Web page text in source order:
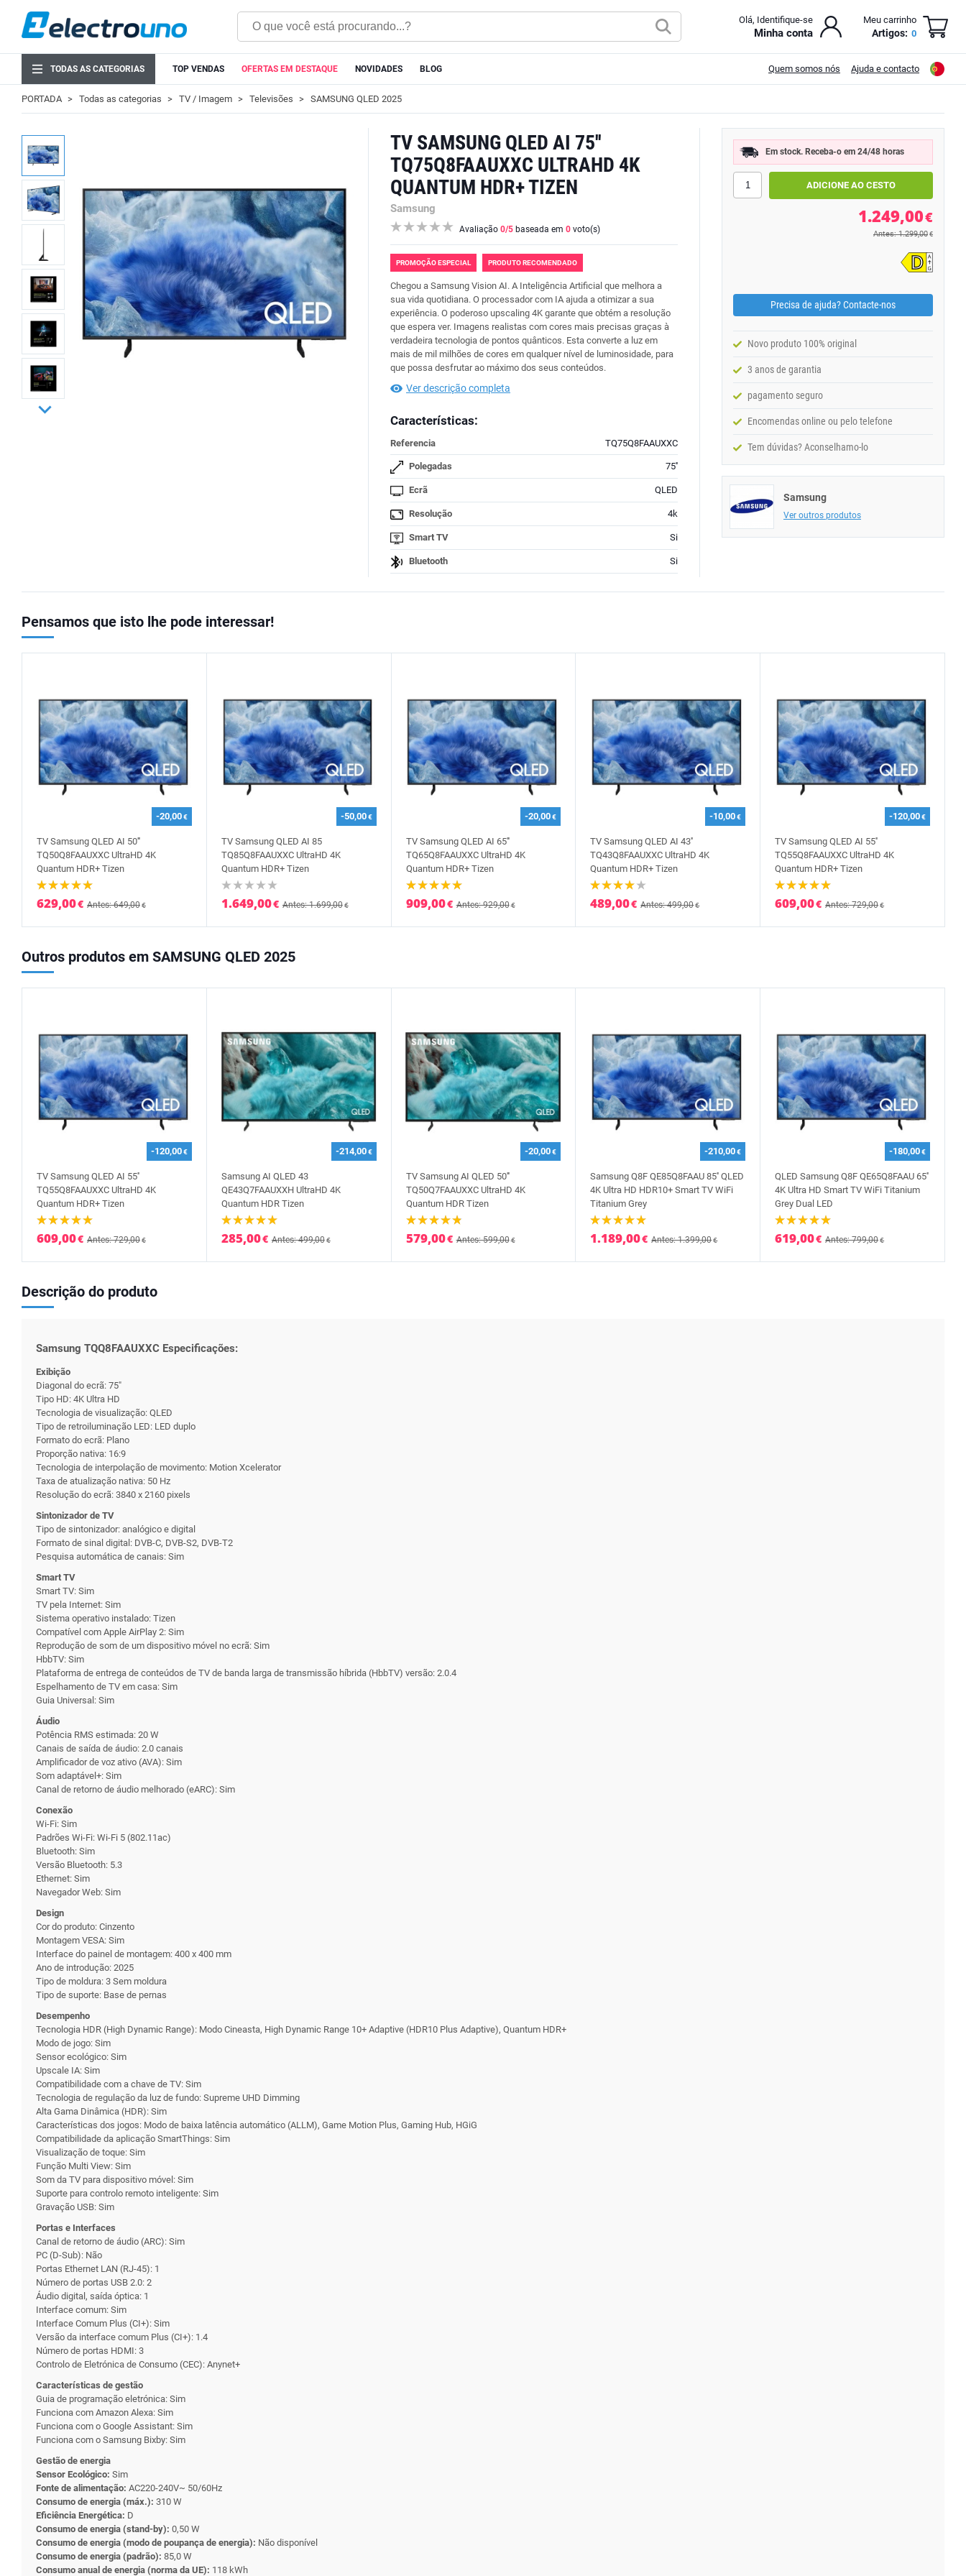
Olá, Identifique-se
Minha conta
Meu carrinho
Artigos: 0
TODAS AS CATEGORIAS TOP VENDAS OFERTAS EM DESTAQUE NOVIDADES BLOG Quem somos nós Ajuda e contacto
PORTADA Todas as categorias TV / Imagem Televisões SAMSUNG QLED 2025
TV SAMSUNG QLED AI 75''
TQ75Q8FAAUXXC ULTRAHD 4K
QUANTUM HDR+ TIZEN
Samsung
Avaliação 0/5 baseada em 0 voto(s)
PROMOÇÃO ESPECIAL PRODUTO RECOMENDADO
Chegou a Samsung Vision AI. A Inteligência Artificial que melhora a
sua vida quotidiana. O processador com IA ajuda a otimizar a sua
experiência. O poderoso upscaling 4K garante que obtém a resolução
que espera ver. Imagens realistas com cores mais precisas graças à
verdadeira tecnologia de pontos quânticos. Esta converte a luz em
mais de mil milhões de cores em qualquer nível de luminosidade, para
que possa desfrutar ao máximo dos seus conteúdos.
Ver descrição completa
Características:
Referencia TQ75Q8FAAUXXC
Polegadas 75''
Ecrã QLED
Resolução 4k
Smart TV Si
Bluetooth Si
Em stock. Receba-o em 24/48 horas
1.249,00€
Antes: 1.299,00 €
Precisa de ajuda? Contacte-nos
Novo produto 100% original
3 anos de garantia
pagamento seguro
Encomendas online ou pelo telefone
Tem dúvidas? Aconselhamo-lo
Samsung
Ver outros produtos
Pensamos que isto lhe pode interessar!
-20,00€
TV Samsung QLED AI 50'''
TQ50Q8FAAUXXC UltraHD 4K
Quantum HDR+ Tizen
629,00€ Antes: 649,00€
-50,00€
TV Samsung QLED AI 85
TQ85Q8FAAUXXC UltraHD 4K
Quantum HDR+ Tizen
1.649,00€ Antes: 1.699,00€
-20,00€
TV Samsung QLED AI 65'''
TQ65Q8FAAUXXC UltraHD 4K
Quantum HDR+ Tizen
909,00€ Antes: 929,00€
-10,00€
TV Samsung QLED AI 43''
TQ43Q8FAAUXXC UltraHD 4K
Quantum HDR+ Tizen
489,00€ Antes: 499,00€
-120,00€
TV Samsung QLED AI 55''
TQ55Q8FAAUXXC UltraHD 4K
Quantum HDR+ Tizen
609,00€ Antes: 729,00€
Outros produtos em SAMSUNG QLED 2025
-120,00€
TV Samsung QLED AI 55''
TQ55Q8FAAUXXC UltraHD 4K
Quantum HDR+ Tizen
609,00€ Antes: 729,00€
-214,00€
Samsung AI QLED 43
QE43Q7FAAUXXH UltraHD 4K
Quantum HDR Tizen
285,00€ Antes: 499,00€
-20,00€
TV Samsung AI QLED 50'''
TQ50Q7FAAUXXC UltraHD 4K
Quantum HDR Tizen
579,00€ Antes: 599,00€
-210,00€
Samsung Q8F QE85Q8FAAU 85'' QLED
4K Ultra HD HDR10+ Smart TV WiFi
Titanium Grey
1.189,00€ Antes: 1.399,00€
-180,00€
QLED Samsung Q8F QE65Q8FAAU 65''
4K Ultra HD Smart TV WiFi Titanium
Grey Dual LED
619,00€ Antes: 799,00€
Descrição do produto
Samsung TQQ8FAAUXXC Especificações:
Exibição
Diagonal do ecrã: 75"
Tipo HD: 4K Ultra HD
Tecnologia de visualização: QLED
Tipo de retroiluminação LED: LED duplo
Formato do ecrã: Plano
Proporção nativa: 16:9
Tecnologia de interpolação de movimento: Motion Xcelerator
Taxa de atualização nativa: 50 Hz
Resolução do ecrã: 3840 x 2160 pixels
Sintonizador de TV
Tipo de sintonizador: analógico e digital
Formato de sinal digital: DVB-C, DVB-S2, DVB-T2
Pesquisa automática de canais: Sim
Smart TV
Smart TV: Sim
TV pela Internet: Sim
Sistema operativo instalado: Tizen
Compatível com Apple AirPlay 2: Sim
Reprodução de som de um dispositivo móvel no ecrã: Sim
HbbTV: Sim
Plataforma de entrega de conteúdos de TV de banda larga de transmissão híbrida (HbbTV) versão: 2.0.4
Espelhamento de TV em casa: Sim
Guia Universal: Sim
Áudio
Potência RMS estimada: 20 W
Canais de saída de áudio: 2.0 canais
Amplificador de voz ativo (AVA): Sim
Som adaptável+: Sim
Canal de retorno de áudio melhorado (eARC): Sim
Conexão
Wi-Fi: Sim
Padrões Wi-Fi: Wi-Fi 5 (802.11ac)
Bluetooth: Sim
Versão Bluetooth: 5.3
Ethernet: Sim
Navegador Web: Sim
Design
Cor do produto: Cinzento
Montagem VESA: Sim
Interface do painel de montagem: 400 x 400 mm
Ano de introdução: 2025
Tipo de moldura: 3 Sem moldura
Tipo de suporte: Base de pernas
Desempenho
Tecnologia HDR (High Dynamic Range): Modo Cineasta, High Dynamic Range 10+ Adaptive (HDR10 Plus Adaptive), Quantum HDR+
Modo de jogo: Sim
Sensor ecológico: Sim
Upscale IA: Sim
Compatibilidade com a chave de TV: Sim
Tecnologia de regulação da luz de fundo: Supreme UHD Dimming
Alta Gama Dinâmica (HDR): Sim
Características dos jogos: Modo de baixa latência automático (ALLM), Game Motion Plus, Gaming Hub, HGiG
Compatibilidade da aplicação SmartThings: Sim
Visualização de toque: Sim
Função Multi View: Sim
Som da TV para dispositivo móvel: Sim
Suporte para controlo remoto inteligente: Sim
Gravação USB: Sim
Portas e Interfaces
Canal de retorno de áudio (ARC): Sim
PC (D-Sub): Não
Portas Ethernet LAN (RJ-45): 1
Número de portas USB 2.0: 2
Áudio digital, saída óptica: 1
Interface comum: Sim
Interface Comum Plus (CI+): Sim
Versão da interface comum Plus (CI+): 1.4
Número de portas HDMI: 3
Controlo de Eletrónica de Consumo (CEC): Anynet+
Características de gestão
Guia de programação eletrónica: Sim
Funciona com Amazon Alexa: Sim
Funciona com o Google Assistant: Sim
Funciona com o Samsung Bixby: Sim
Gestão de energia
Sensor Ecológico: Sim
Fonte de alimentação: AC220-240V~ 50/60Hz
Consumo de energia (máx.): 310 W
Eficiência Energética: D
Consumo de energia (stand-by): 0,50 W
Consumo de energia (modo de poupança de energia): Não disponível
Consumo de energia (padrão): 85,0 W
Consumo anual de energia (norma da UE): 118 kWh